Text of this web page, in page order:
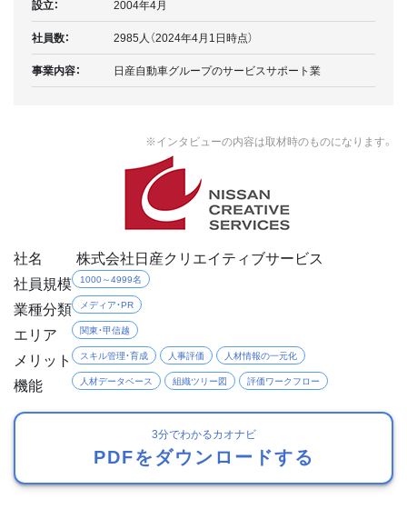
設立：
2004年4月
社員数：
2985人（2024年4月1日時点）
事業内容：
日産自動車グループのサービスサポート業
※インタビューの内容は取材時のものになります。
社名
株式会社日産クリエイティブサービス
社員規模
1000～4999名
業種分類 メディア・PR
エリア 関東・甲信越
メリット スキル管理・育成 人事評価 人材情報の一元化
機能 人材データベース 組織ツリー図 評価ワークフロー
3分でわかるカオナビ
PDFをダウンロードする